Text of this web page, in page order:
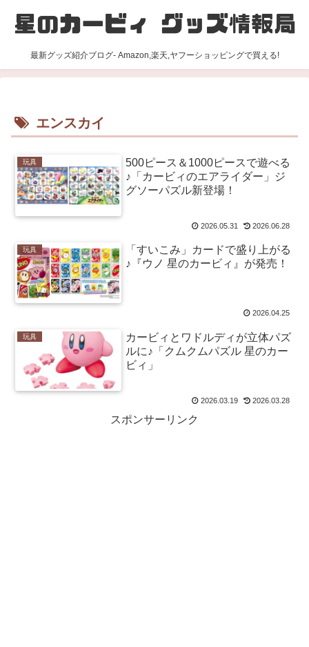
最新グッズ紹介ブログ- Amazon,楽天,ヤフーショッピングで買える!
エンスカイ
玩具
500ピース＆1000ピースで遊べる
♪「カービィのエアライダー」ジ
グソーパズル新登場！
2026.05.31 2026.06.28
玩具
「すいこみ」カードで盛り上がる
♪『ウノ 星のカービィ』が発売！
2026.04.25
玩具
カービィとワドルディが立体パズ
ルに♪「クムクムパズル 星のカー
ビィ」
2026.03.19 2026.03.28
スポンサーリンク